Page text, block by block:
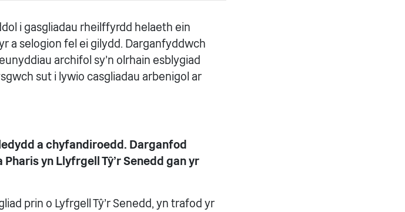
i gasgliadau rheilffyrdd helaeth ein
a selogion fel ei gilydd. Darganfyddwch
archifol sy'n olrhain esblygiad
sut i lywio casgliadau arbenigol ar
a chyfandiroedd. Darganfod
yn Llyfrgell Tŷ'r Senedd gan yr
prin o Lyfrgell Tŷ'r Senedd, yn trafod yr